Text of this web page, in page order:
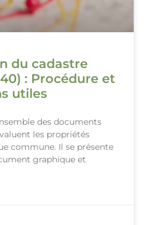
du cadastre
: Procédure et
utiles
des documents
les propriétés
commune. Il se présente
graphique et